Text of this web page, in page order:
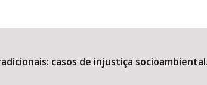
casos de injustiça socioambiental.